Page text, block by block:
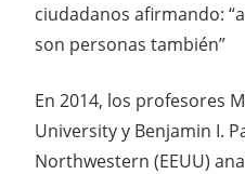
ciudadanos afirmando:
son personas también”
En 2014, los profesores
University y Benjamin I.
Northwestern (EEUU)